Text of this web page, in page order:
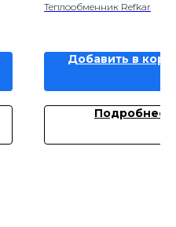
Теплообменник Refkar
Добавить в
Подробнее